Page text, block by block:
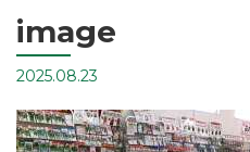
image
2025.08.23